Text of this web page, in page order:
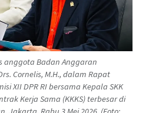
anggota Badan Anggaran
Cornelis, M.H., dalam Rapat
XII DPR RI bersama Kepala SKK
Kerja Sama (KKKS) terbesar di